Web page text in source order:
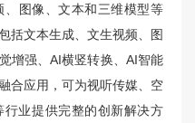
、图像、文本和三维模型等
括文本生成、文生视频、图
增强、AI横竖转换、AI智能
合应用，可为视听传媒、空
行业提供完整的创新解决方